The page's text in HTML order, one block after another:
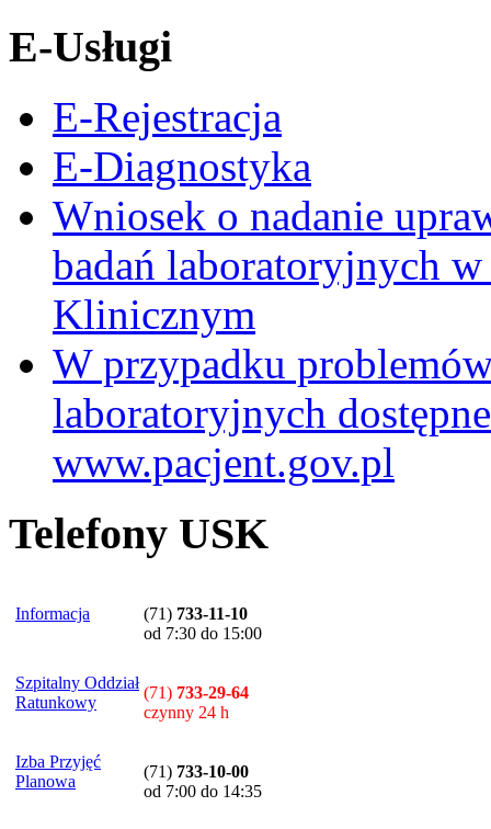
E-Usługi
E-Rejestracja
E-Diagnostyka
Wniosek o nadanie
badań laboratoryjnych
Klinicznym
W przypadku
laboratoryjnych
www.pacjent.gov.pl
Telefony USK
Informacja (71) 733-11-10
od 7:30 do 15:00
Szpitalny Oddział
Ratunkowy
(71) 733-29-64
czynny 24 h
Izba Przyjęć
Planowa
(71) 733-10-00
od 7:00 do 14:35